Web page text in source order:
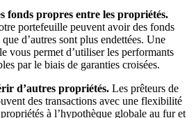
fonds propres entre les propriétés.
portefeuille peuvent avoir des fonds
d’autres sont plus endettées. Une
vous permet d’utiliser les performants
par le biais de garanties croisées.
d’autres propriétés. Les prêteurs de
des transactions avec une flexibilité
à l’hypothèque globale au fur et